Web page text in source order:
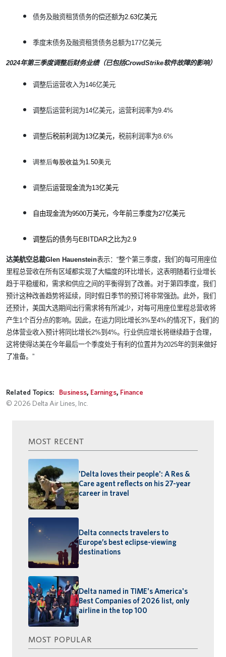
债务及融资租赁债务的偿还额为2.63亿美元
季度末债务及融资租赁债务总额为177亿美元
2024年第三季度调整后财务业绩（已包括CrowdStrike软件故障的影响）
调整后运营收入为146亿美元
调整后运营利润为14亿美元，运营利润率为9.4%
调整后税前利润为13亿美元，税前利润率为8.6%
调整后每股收益为1.50美元
调整后运营现金流为13亿美元
自由现金流为9500万美元，今年前三季度为27亿美元
调整后的债务与EBITDAR之比为2.9
达美航空总裁Glen Hauenstein表示：“整个第三季度，我们的每可用座位
里程总营收在所有区域都实现了大幅度的环比增长，这表明随着行业增长
趋于平稳缓和，需求和供应之间的平衡得到了改善。对于第四季度，我们
预计这种改善趋势将延续，同时假日季节的预订将非常强劲。此外，我们
还预计，美国大选期间出行需求将有所减少，对每可用座位里程总营收将
产生1个百分点的影响。因此，在运力同比增长3%至4%的情况下，我们的
总体营业收入预计将同比增长2%到 4%。行业供应增长将继续趋于合理，
这将使得达美在今年最后一个季度处于有利的位置并为2025年的到来做好
了准备。”
Related Topics: Business, Earnings, Finance
© 2026 Delta Air Lines, Inc.
MOST RECENT
'Delta loves their people': A Res &
Care agent reflects on his 27-year
career in travel
Delta connects travelers to
Europe’s best eclipse-viewing
destinations
Delta named in TIME's America's
Best Companies of 2026 list, only
airline in the top 100
MOST POPULAR